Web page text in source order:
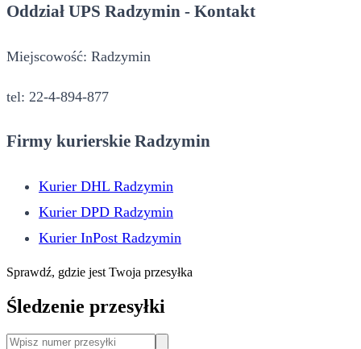
Oddział UPS Radzymin - Kontakt
Miejscowość: Radzymin
tel: 22-4-894-877
Firmy kurierskie Radzymin
Kurier DHL Radzymin
Kurier DPD Radzymin
Kurier InPost Radzymin
Sprawdź, gdzie jest Twoja przesyłka
Śledzenie przesyłki